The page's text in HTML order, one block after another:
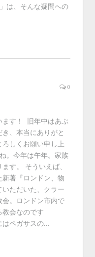
は、そんな疑問への
0
ます！ 旧年中はあぶ
、本当にありがと
しくお願い申し上
。今年は午年。家族
す。 そういえば、
著『ロンドン、物
ただいた、クラー
。ロンドン市内で
会なのです
はペガサスの…